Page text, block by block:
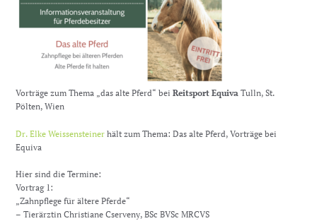
Vorträge zum Thema „das alte Pferd“ beiReitsport Equiva Tulln, St.
Pölten, Wien
Dr. Elke Weissensteiner hält zum Thema: Das alte Pferd, Vorträge bei
Equiva
Hier sind die Termine:
Vortrag 1:
„Zahnpflege für ältere Pferde“
– Tierärztin Christiane Cserveny, BSc BVSc MRCVS